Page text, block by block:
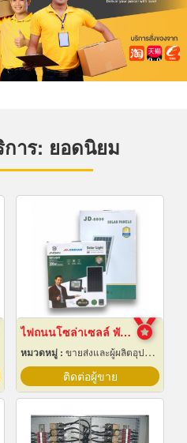
าร: ยอดนิยม
ไฟถนนโซล่าเซลล์ พัทยา ชลบุรี
หมวดหมู่ : ขายส่งและผู้ผลิตอุปกรณ์เครื่องใช้ไฟฟ้า
ติดต่อผู้ขาย